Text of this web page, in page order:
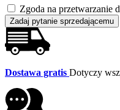
Zgoda na przetwarzanie
Zadaj pytanie sprzedającemu
Dostawa gratis Dotyczy